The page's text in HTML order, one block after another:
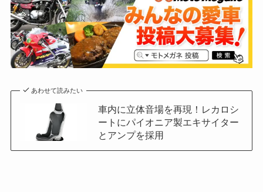
あわせて読みたい
車内に立体音場を再現！レカロシ
ートにパイオニア製エキサイター
とアンプを採用